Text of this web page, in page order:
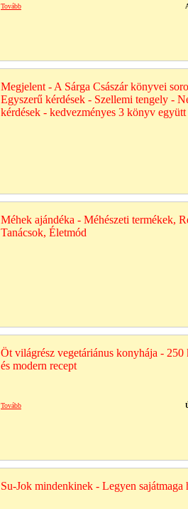
Tovább
Megjelent - A Sárga Császár könyvei
Egyszerű kérdések - Szellemi tengely -
kérdések - kedvezményes 3 könyv együtt
Méhek ajándéka - Méhészeti termékek,
Tanácsok, Életmód
Öt világrész vegetáriánus konyhája - 250
és modern recept
Tovább
Su-Jok mindenkinek - Legyen sajátmaga